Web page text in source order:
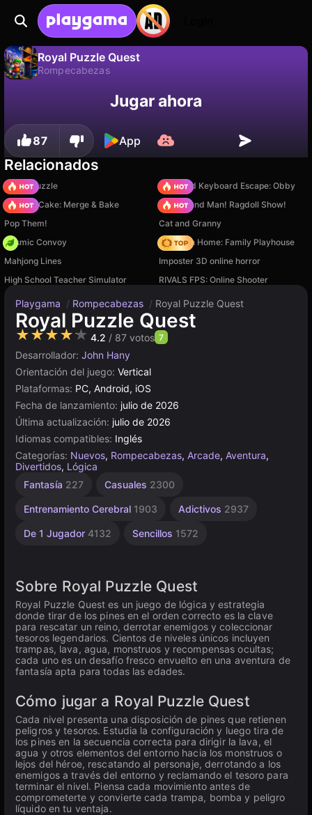
Royal Puzzle Quest
Rompecabezas
¡Guarda el progreso!Jugar ahora
87 App
Relacionados
Arrow Puzzle
+1 Speed Keyboard Escape: Obby
Piece of Cake: Merge & Bake
Playground Man! Ragdoll Show!
Pop Them!
Cat and Granny
Cosmic Convoy
My Town Home: Family Playhouse
Mahjong Lines
Imposter 3D online horror
High School Teacher Simulator
RIVALS FPS: Online Shooter
Playgama / Rompecabezas / Royal Puzzle Quest
Royal Puzzle Quest
★★★★★ 4.2 / 87 votos 7
Desarrollador: John Hany
Orientación del juego: Vertical
Plataformas: PC, Android, iOS
Fecha de lanzamiento: julio de 2026
Última actualización: julio de 2026
Idiomas compatibles: Inglés
Categorías: Nuevos, Rompecabezas, Arcade, Aventura,
Divertidos, Lógica
Fantasía 227 Casuales 2300
Entrenamiento Cerebral 1903 Adictivos 2937
De 1 Jugador 4132 Sencillos 1572
Sobre Royal Puzzle Quest
Royal Puzzle Quest es un juego de lógica y estrategia
donde tirar de los pines en el orden correcto es la clave
para rescatar un reino, derrotar enemigos y coleccionar
tesoros legendarios. Cientos de niveles únicos incluyen
trampas, lava, agua, monstruos y recompensas ocultas;
cada uno es un desafío fresco envuelto en una aventura de
fantasía apta para todas las edades.
Cómo jugar a Royal Puzzle Quest
Cada nivel presenta una disposición de pines que retienen
peligros y tesoros. Estudia la configuración y luego tira de
los pines en la secuencia correcta para dirigir la lava, el
agua y otros elementos del entorno hacia los monstruos o
lejos del héroe, rescatando al personaje, derrotando a los
enemigos a través del entorno y reclamando el tesoro para
terminar el nivel. Piensa cada movimiento antes de
comprometerte y convierte cada trampa, bomba y peligro
líquido en tu ventaja.